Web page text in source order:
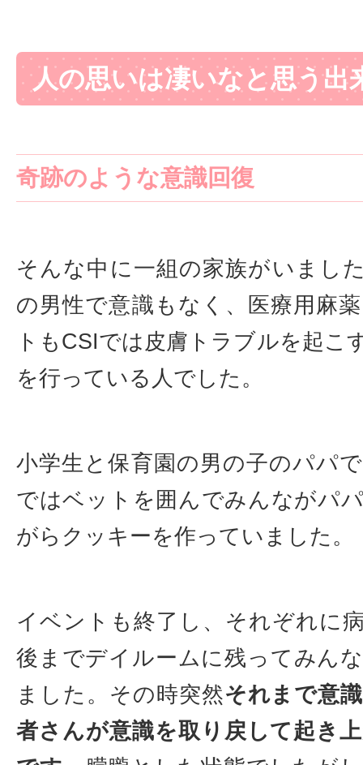
人の思いは凄いなと思う出
奇跡のような意識回復
そんな中に一組の家族がいまし
の男性で意識もなく、医療用麻
トもCSIでは皮膚トラブルを起こ
を行っている人でした。
小学生と保育園の男の子のパパ
ではベットを囲んでみんながパ
がらクッキーを作っていました。
イベントも終了し、それぞれに
後までデイルームに残ってみん
ました。その時突然それまで意
者さんが意識を取り戻して起き